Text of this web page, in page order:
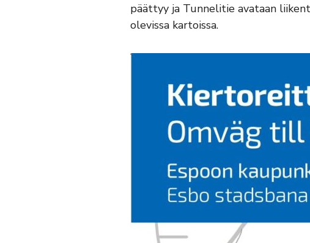
päättyy ja Tunnelitie avataan
olevissa kartoissa.